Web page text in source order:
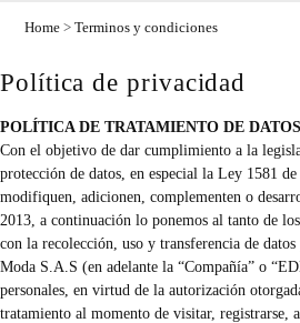
Home >Terminos y condiciones
Política de privacidad
POLÍTICA DE TRATAMIENTO DE
Con el objetivo de dar cumplimiento a la
protección de datos, en especial la Ley 1581
modifiquen, adicionen, complementen o
2013, a continuación lo ponemos al tanto de
con la recolección, uso y transferencia de
Moda S.A.S (en adelante la “Compañía” o
personales, en virtud de la autorización
tratamiento al momento de visitar, registrarse,